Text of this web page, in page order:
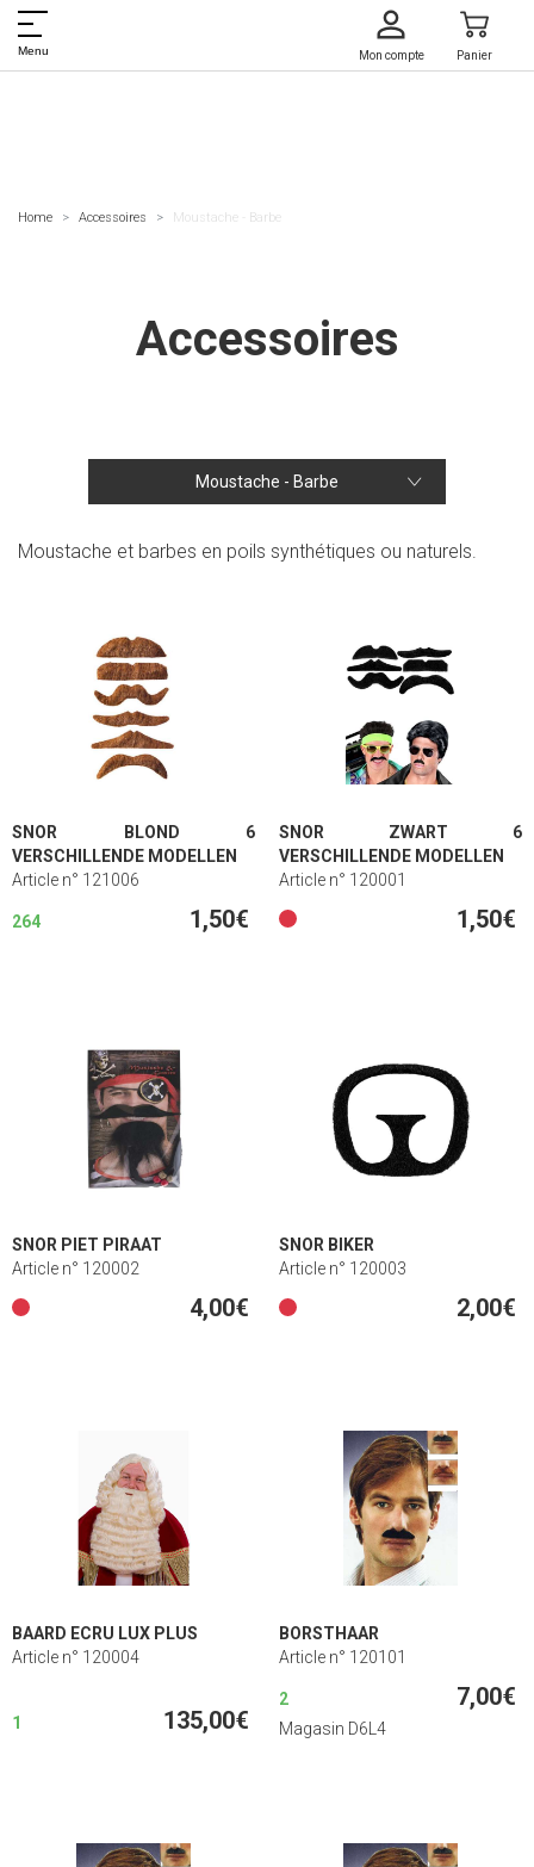
Menu Mon compte Panier
Home Accessoires Moustache - Barbe
Accessoires
Moustache - Barbe
Moustache et barbes en poils synthétiques ou naturels.
SNOR BLOND 6
VERSCHILLENDE MODELLEN
Article n° 121006
264 1,50€
SNOR ZWART 6
VERSCHILLENDE MODELLEN
Article n° 120001
1,50€
SNOR PIET PIRAAT
Article n° 120002
4,00€
SNOR BIKER
Article n° 120003
2,00€
BAARD ECRU LUX PLUS
Article n° 120004
1 135,00€
BORSTHAAR
Article n° 120101
2 7,00€
Magasin D6L4